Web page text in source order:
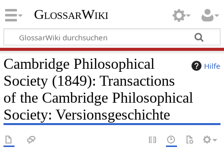
GlossarWiki
Hilfe
Cambridge Philosophical
Society (1849): Transactions
of the Cambridge Philosophical
Society: Versionsgeschichte